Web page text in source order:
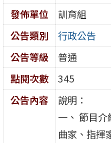
發佈單位
訓育組
公告類別
行政公告
公告等級
普通
點閱次數
345
公告內容
說明：
一、 節目
曲家、指揮